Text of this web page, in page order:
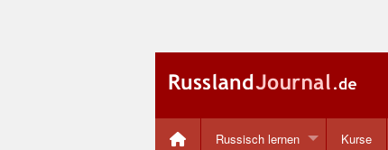
Russisch lernen Kurse